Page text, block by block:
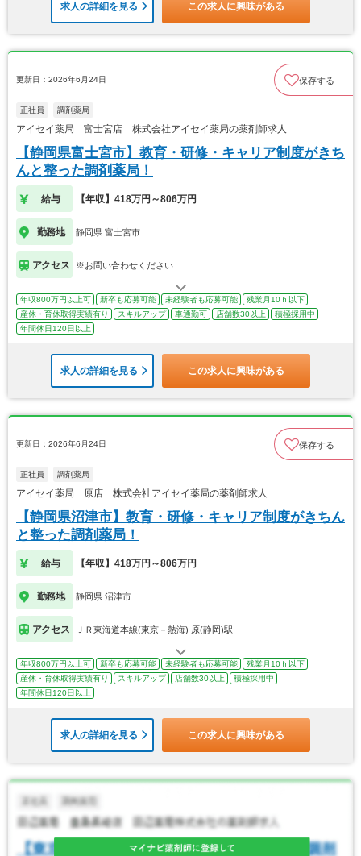
求人の詳細を見る この求人に興味がある
更新日：2026年6月24日 保存する
正社員 調剤薬局
アイセイ薬局 富士宮店 株式会社アイセイ薬局の薬剤師求人
【静岡県富士宮市】教育・研修・キャリア制度がきち
んと整った調剤薬局！
給与 【年収】418万円～806万円
勤務地 静岡県 富士宮市
アクセス ※お問い合わせください
年収800万円以上可 新卒も応募可能 未経験者も応募可能
残業月10ｈ以下
産休・育休取得実績有り
スキルアップ 車通勤可 店舗数30以上
積極採用中
年間休日120日以上
求人の詳細を見る この求人に興味がある
更新日：2026年6月24日 保存する
正社員 調剤薬局
アイセイ薬局 原店 株式会社アイセイ薬局の薬剤師求人
【静岡県沼津市】教育・研修・キャリア制度がきちん
と整った調剤薬局！
給与 【年収】418万円～806万円
勤務地 静岡県 沼津市
アクセス ＪＲ東海道本線(東京－熱海) 原(静岡)駅
年収800万円以上可 新卒も応募可能 未経験者も応募可能
残業月10ｈ以下
産休・育休取得実績有り
スキルアップ 店舗数30以上
積極採用中
年間休日120日以上
求人の詳細を見る この求人に興味がある